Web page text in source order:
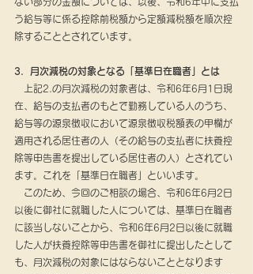
う給与等に係る控除前税額から定額減税額を順次控
除することとされています。
3．月次減税の対象となる「基準日在職者」とは
上記2.の月次減税の対象者は、令和6年6月1日現
在、給与の支払者のもとで勤務している人のうち、
給与等の源泉徴収において源泉徴収税額表の甲欄が
適用される居住者の人（その給与の支払者に扶養控
除等申告書を提出している居住者の人）とされてい
ます。これを「基準日在職者」といいます。
このため、今回のご相談の場合、令和6年6月2日
以後に御社に就職した人については、基準日在職者
に該当しないことから、令和6年6月2日以後に就職
した人が扶養控除等申告書を御社に提出したとして
も、月次減税の対象にはならないこととなります